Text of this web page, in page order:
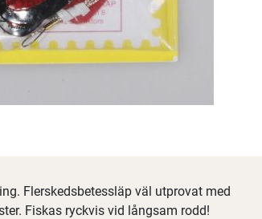
Flerskedsbetessläp väl utprovat med
Fiskas ryckvis vid långsam rodd!